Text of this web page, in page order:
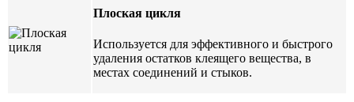
Плоская цикля
Используется для эффективного и быстрого
удаления остатков клеящего вещества, в
местах соединений и стыков.